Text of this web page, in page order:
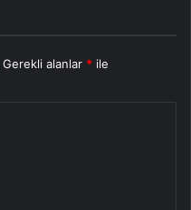
Gerekli alanlar * ile